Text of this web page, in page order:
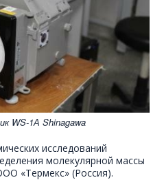
WS-1А Shinagawa
исследований
молекулярной массы
«Термекс» (Россия).